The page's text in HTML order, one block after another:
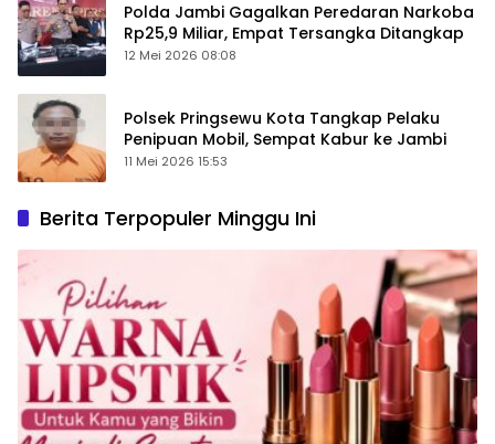
Polda Jambi Gagalkan Peredaran Narkoba
Rp25,9 Miliar, Empat Tersangka Ditangkap
12 Mei 2026 08:08
Polsek Pringsewu Kota Tangkap Pelaku
Penipuan Mobil, Sempat Kabur ke Jambi
11 Mei 2026 15:53
Berita Terpopuler Minggu Ini